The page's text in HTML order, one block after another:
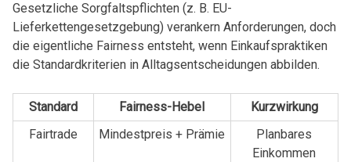
Gesetzliche Sorgfaltspflichten (z. B. EU-
Lieferkettengesetzgebung) verankern Anforderungen, doch
die eigentliche Fairness entsteht, wenn Einkaufspraktiken
die Standardkriterien in Alltagsentscheidungen abbilden.
Standard Fairness-Hebel
Kurzwirkung
Fairtrade
Mindestpreis + Prämie
Planbares
Einkommen